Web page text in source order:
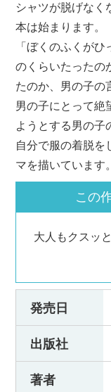
シャツが脱げなく
本は始まります。
「ぼくのふくが
のくらいたったの
たのか、男の子の
男の子にとって絶
ようとする男の子
自分で服の着脱を
マを描いています。
この
大人もクスッ
発売日
出版社
著者